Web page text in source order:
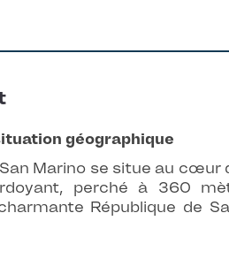
géographique
Marino se situe au cœur
perché à 360
République de